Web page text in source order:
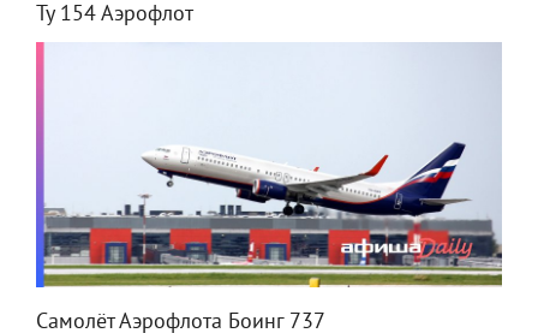
Ту 154 Аэрофлот
Самолёт Аэрофлота Боинг 737